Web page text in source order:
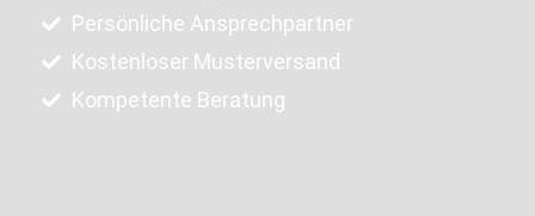
Persönliche Ansprechpartner
Kostenloser Musterversand
Kompetente Beratung